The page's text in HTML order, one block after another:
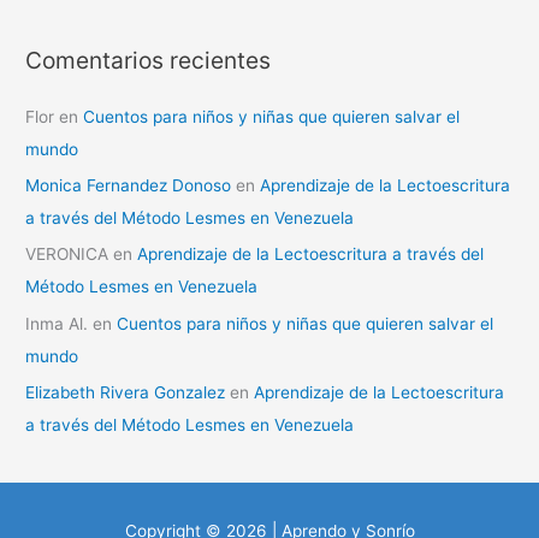
Comentarios recientes
Flor enCuentos para niños y niñas que quieren salvar el
mundo
Monica Fernandez Donoso enAprendizaje de la Lectoescritura
a través del Método Lesmes en Venezuela
VERONICA enAprendizaje de la Lectoescritura a través del
Método Lesmes en Venezuela
Inma Al. enCuentos para niños y niñas que quieren salvar el
mundo
Elizabeth Rivera Gonzalez enAprendizaje de la Lectoescritura
a través del Método Lesmes en Venezuela
Copyright © 2026 | Aprendo y Sonrío